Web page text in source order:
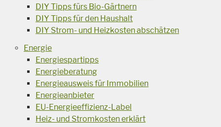
DIY Tipps fürs Bio-Gärtnern
DIY Tipps für den Haushalt
DIY Strom- und Heizkosten abschätzen
Energie
Energiespartipps
Energieberatung
Energieausweis für Immobilien
Energieanbieter
EU-Energieeffizienz-Label
Heiz- und Stromkosten erklärt